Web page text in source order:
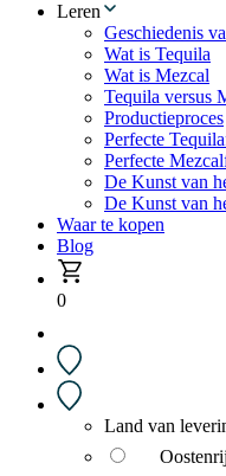
Leren
Geschiedenis
Wat is Tequila
Wat is Mezcal
Tequila versus
Productieproces
Perfecte
Perfecte
De Kunst van
De Kunst van
Waar te kopen
Blog
0
Land van